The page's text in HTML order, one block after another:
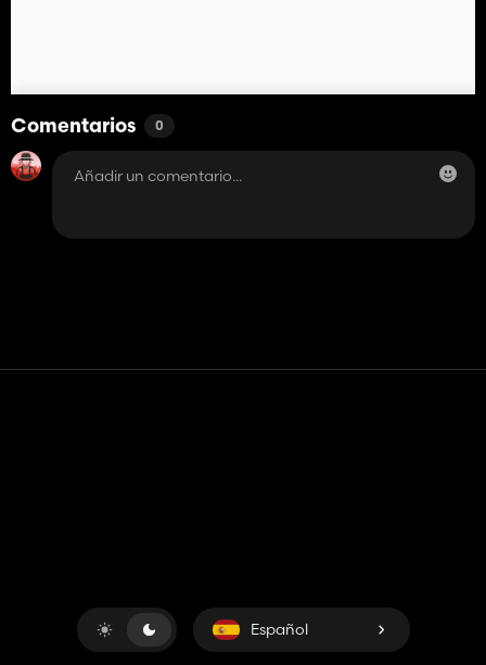
Comentarios 0
Español